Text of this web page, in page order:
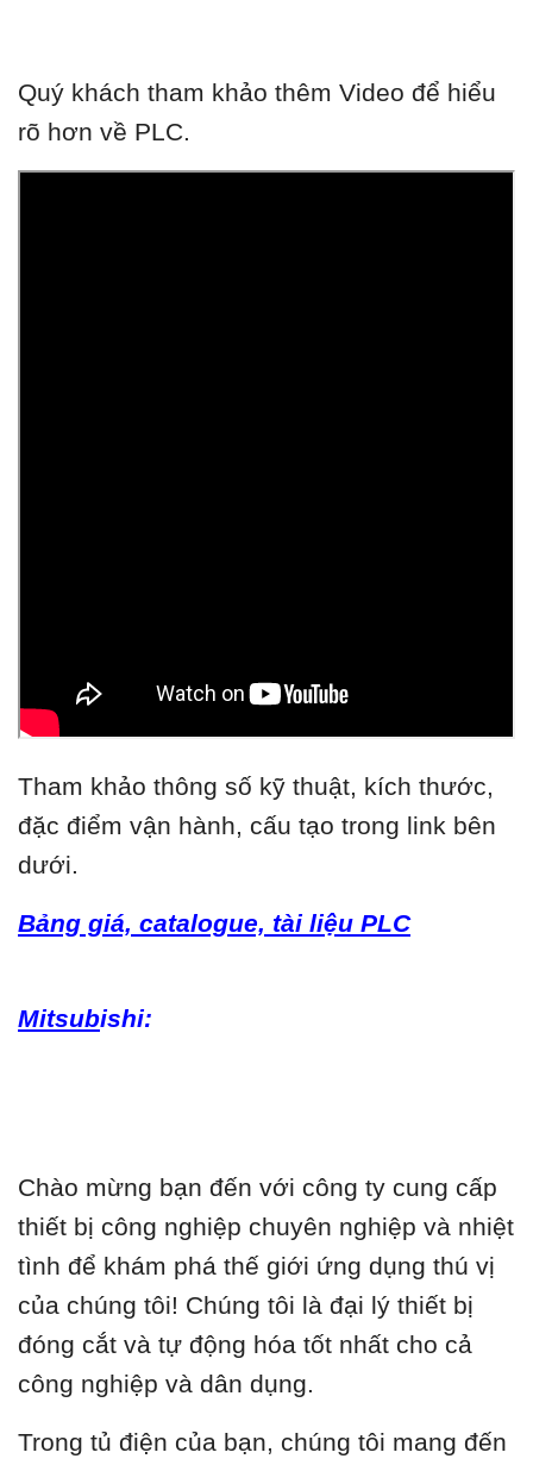
Quý khách tham khảo thêm Video để hiểu
rõ hơn về PLC.
Tham khảo thông số kỹ thuật, kích thước,
đặc điểm vận hành, cấu tạo trong link bên
dưới.
Bảng giá, catalogue, tài liệu PLC
Mitsubishi:
Chào mừng bạn đến với công ty cung cấp
thiết bị công nghiệp chuyên nghiệp và nhiệt
tình để khám phá thế giới ứng dụng thú vị
của chúng tôi! Chúng tôi là đại lý thiết bị
đóng cắt và tự động hóa tốt nhất cho cả
công nghiệp và dân dụng.
Trong tủ điện của bạn, chúng tôi mang đến